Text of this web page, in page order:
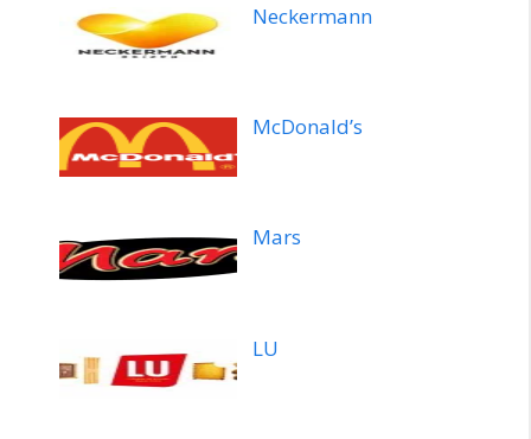
Neckermann
McDonald’s
Mars
LU